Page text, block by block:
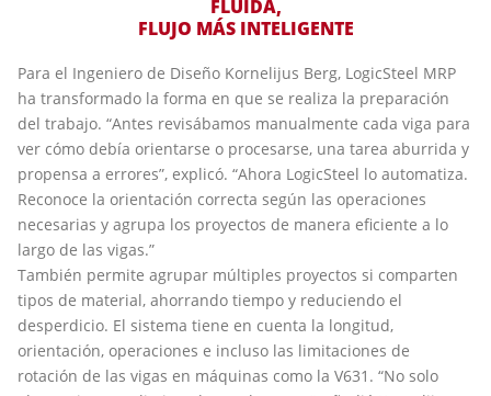
FLUIDA,
FLUJO MÁS INTELIGENTE
Para el Ingeniero de Diseño Kornelijus Berg, LogicSteel MRP
ha transformado la forma en que se realiza la preparación
del trabajo. “Antes revisábamos manualmente cada viga para
ver cómo debía orientarse o procesarse, una tarea aburrida y
propensa a errores”, explicó. “Ahora LogicSteel lo automatiza.
Reconoce la orientación correcta según las operaciones
necesarias y agrupa los proyectos de manera eficiente a lo
largo de las vigas.”
También permite agrupar múltiples proyectos si comparten
tipos de material, ahorrando tiempo y reduciendo el
desperdicio. El sistema tiene en cuenta la longitud,
orientación, operaciones e incluso las limitaciones de
rotación de las vigas en máquinas como la V631. “No solo